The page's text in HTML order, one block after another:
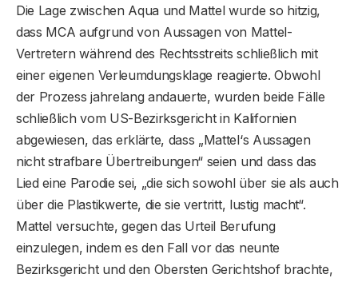
Die Lage zwischen Aqua und Mattel wurde so hitzig,
dass MCA aufgrund von Aussagen von Mattel-
Vertretern während des Rechtsstreits schließlich mit
einer eigenen Verleumdungsklage reagierte. Obwohl
der Prozess jahrelang andauerte, wurden beide Fälle
schließlich vom US-Bezirksgericht in Kalifornien
abgewiesen, das erklärte, dass „Mattel‘s Aussagen
nicht strafbare Übertreibungen“ seien und dass das
Lied eine Parodie sei, „die sich sowohl über sie als auch
über die Plastikwerte, die sie vertritt, lustig macht“.
Mattel versuchte, gegen das Urteil Berufung
einzulegen, indem es den Fall vor das neunte
Bezirksgericht und den Obersten Gerichtshof brachte,